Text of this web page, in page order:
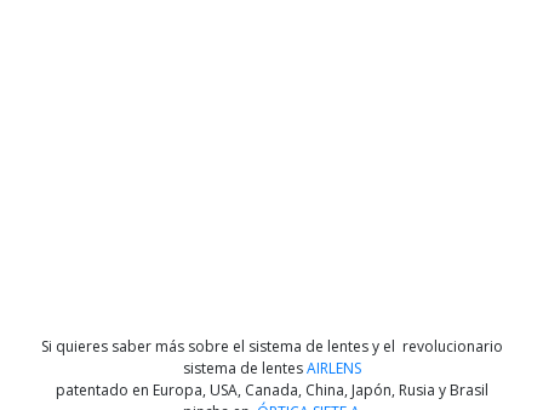
Si quieres saber más sobre el sistema de lentes y el revolucionario
sistema de lentesAIRLENS
patentado en Europa, USA, Canada, China, Japón, Rusia y Brasil